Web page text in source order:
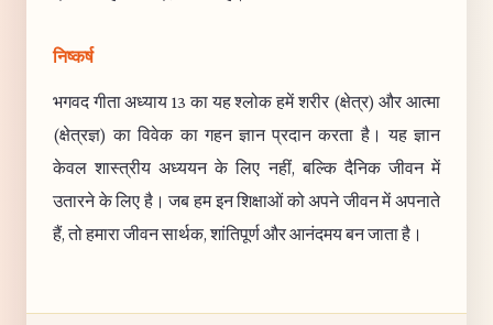
निष्कर्ष
भगवद गीता अध्याय 13 का यह श्लोक हमें शरीर (क्षेत्र) और आत्मा
(क्षेत्रज्ञ) का विवेक का गहन ज्ञान प्रदान करता है। यह ज्ञान
केवल शास्त्रीय अध्ययन के लिए नहीं, बल्कि दैनिक जीवन में
उतारने के लिए है। जब हम इन शिक्षाओं को अपने जीवन में अपनाते
हैं, तो हमारा जीवन सार्थक, शांतिपूर्ण और आनंदमय बन जाता है।